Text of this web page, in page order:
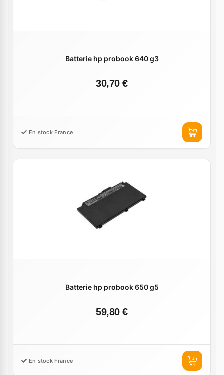
Batterie hp probook 640 g3
30,70 €
En stock France
Batterie hp probook 650 g5
59,80 €
En stock France